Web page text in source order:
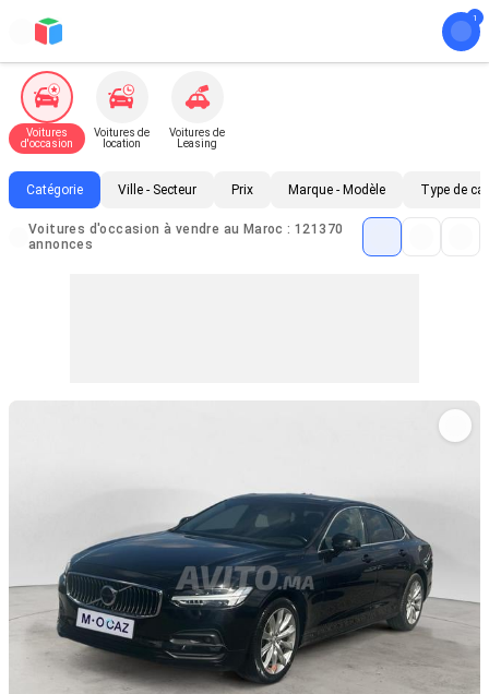
Voitures
d'occasion
Voitures de
location
Voitures de
Leasing
Catégorie Ville - Secteur Prix Marque - Modèle Type de
Voitures d'occasion à vendre au Maroc : 121370
annonces